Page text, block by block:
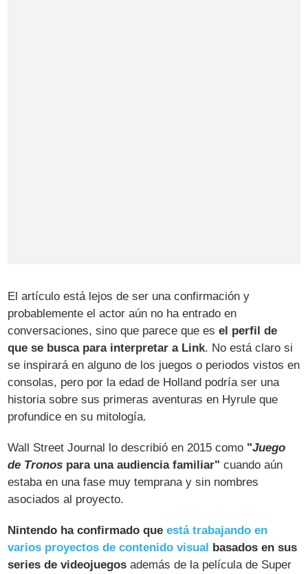
El artículo está lejos de ser una confirmación y
probablemente el actor aún no ha entrado en
conversaciones, sino que parece que esel perfil de
que se busca para interpretar a Link. No está claro si
se inspirará en alguno de los juegos o periodos vistos en
consolas, pero por la edad de Holland podría ser una
historia sobre sus primeras aventuras en Hyrule que
profundice en su mitología.
Wall Street Journal lo describió en 2015 como "Juego
de Tronos para una audiencia familiar" cuando aún
estaba en una fase muy temprana y sin nombres
asociados al proyecto.
Nintendo ha confirmado queestá trabajando en
varios proyectos de contenido visual basados en sus
series de videojuegos además de la película de Super